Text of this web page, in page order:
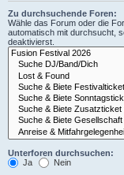
Zu durchsuchende Foren:
Wähle das Forum oder die
automatisch mit durchsucht,
deaktivierst.
Unterforen durchsuchen:
Ja
Nein